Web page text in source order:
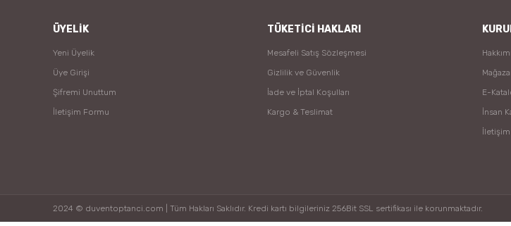
ÜYELİK
Yeni Üyelik
Üye Girişi
Şifremi Unuttum
İletişim Formu
TÜKETİCİ HAKLARI
Mesafeli Satış Sözleşmesi
Gizlilik ve Güvenlik
İade ve İptal Koşulları
Kargo & Teslimat
E-
İnsan
İletişim
2024 © duventoptanci.com | Tüm Hakları Saklıdır. Kredi kartı bilgileriniz 256Bit SSL sertifikası ile korunmaktadır.